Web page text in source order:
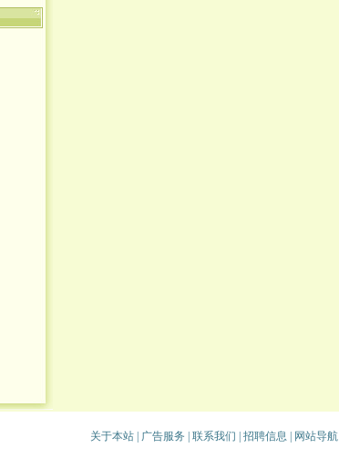
关于本站 广告服务 联系我们 招聘信息 网站导航